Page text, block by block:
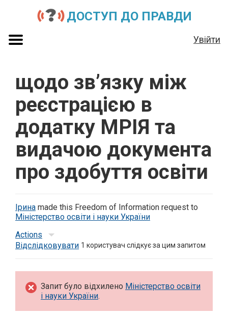
ДОСТУП ДО ПРАВДИ
Увійти
щодо зв’язку між
реєстрацією в
додатку МРІЯ та
видачою документа
про здобуття освіти
Ірина made this Freedom of Information request to
Міністерство освіти і науки України
Actions
Відслідковувати 1 користувач слідкує за цим запитом
Запит було відхилено Міністерство освіти
і науки України.